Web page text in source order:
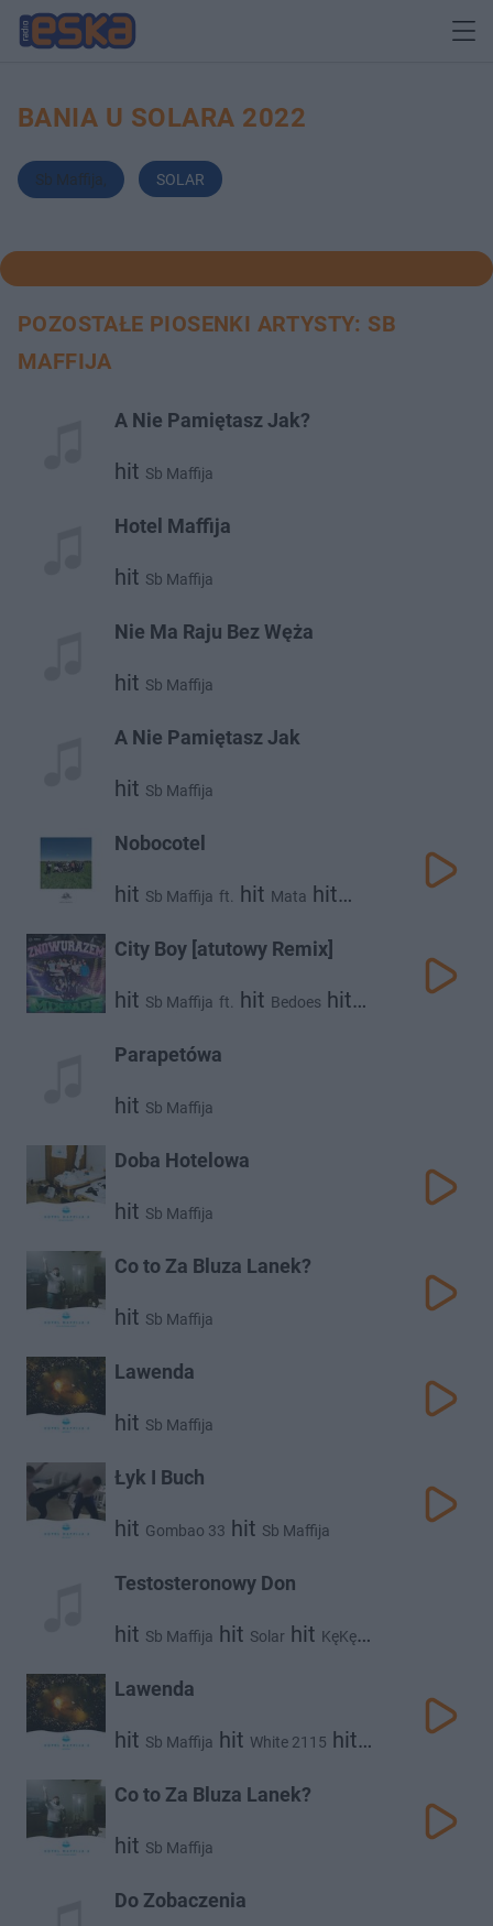
BANIA U SOLARA 2022
Sb Maffija SOLAR
POZOSTAŁE PIOSENKI ARTYSTY: SB
MAFFIJA
A Nie Pamiętasz Jak?
hit Sb Maffija
Hotel Maffija
hit Sb Maffija
Nie Ma Raju Bez Węża
hit Sb Maffija
A Nie Pamiętasz Jak
hit Sb Maffija
Nobocotel
hit Sb Maffija ft. hit Mata hit
City Boy [atutowy Remix]
hit Sb Maffija ft. hit Bedoes hit
Parapetówa
hit Sb Maffija
Doba Hotelowa
hit Sb Maffija
Co to Za Bluza Lanek?
hit Sb Maffija
Lawenda
hit Sb Maffija
Łyk I Buch
hit Gombao 33 hit Sb Maffija
Testosteronowy Don
hit Sb Maffija hit Solar hit KęKę
Marian Lichtman
Lawenda
hit Sb Maffija hit White 2115 hit
Co to Za Bluza Lanek?
hit Sb Maffija
Do Zobaczenia